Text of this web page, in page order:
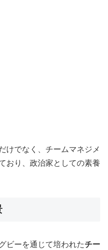
けでなく、チームマネジメ
おり、政治家としての素養
ビーを通じて培われたチー